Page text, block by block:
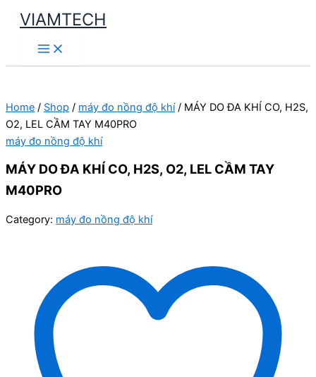
Skip
content
VIAMTECH
Main
Menu
Home / Shop / máy đo nồng độ khí/ MÁY DO ĐA KHÍ CO, H2S,
O2, LEL CẦM TAY M40PRO
máy đo nồng độ khí
MÁY DO ĐA KHÍ CO, H2S, O2, LEL CẦM TAY
M40PRO
Category: máy đo nồng độ khí